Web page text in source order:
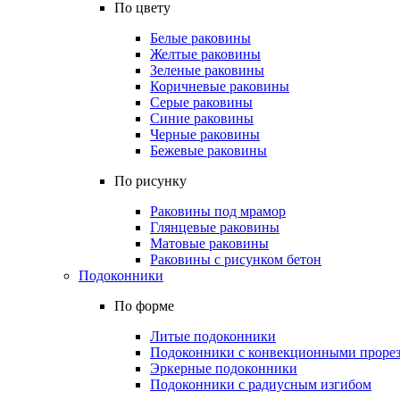
По цвету
Белые раковины
Желтые раковины
Зеленые раковины
Коричневые раковины
Серые раковины
Синие раковины
Черные раковины
Бежевые раковины
По рисунку
Раковины под мрамор
Глянцевые раковины
Матовые раковины
Раковины с рисунком бетон
Подоконники
По форме
Литые подоконники
Подоконники с конвекционными
Эркерные подоконники
Подоконники с радиусным изгибом